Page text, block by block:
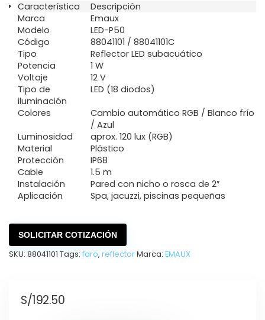
Característica
Descripción
Marca
Emaux
Modelo
LED-P50
Código
88041101 / 88041101C
Tipo
Reflector LED subacuático
Potencia
1 W
Voltaje
12 V
Tipo de
iluminación
LED (18 diodos)
Colores
Cambio automático RGB / Blanco frío
/ Azul
Luminosidad
aprox. 120 lux (RGB)
Material
Plástico
Protección
IP68
Cable
1.5 m
Instalación
Pared con nicho o rosca de 2″
Aplicación
Spa, jacuzzi, piscinas pequeñas
SOLICITAR COTIZACIÓN
SKU: 88041101 Tags: faro, reflectorMarca: EMAUX
S/192.50